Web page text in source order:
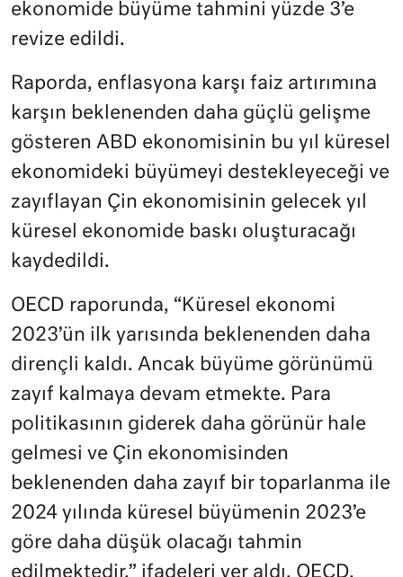
ekonomide büyüme tahmini yüzde 3’e
revize edildi.
Raporda, enflasyona karşı faiz artırımına
karşın beklenenden daha güçlü gelişme
gösteren ABD ekonomisinin bu yıl küresel
ekonomideki büyümeyi destekleyeceği ve
zayıflayan Çin ekonomisinin gelecek yıl
küresel ekonomide baskı oluşturacağı
kaydedildi.
OECD raporunda, “Küresel ekonomi
2023’ün ilk yarısında beklenenden daha
dirençli kaldı. Ancak büyüme görünümü
zayıf kalmaya devam etmekte. Para
politikasının giderek daha görünür hale
gelmesi ve Çin ekonomisinden
beklenenden daha zayıf bir toparlanma ile
2024 yılında küresel büyümenin 2023’e
göre daha düşük olacağı tahmin
edilmektedir.” ifadeleri yer aldı. OECD,